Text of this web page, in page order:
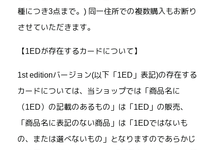
種につき3点まで。) 同一住所での複数購入もお断り
させていただきます。
【1EDが存在するカードについて】
1st editionバージョン(以下「1ED」表記)の存在する
カードについては、当ショップでは「商品名に
（1ED）の記載のあるもの」は「1ED」の販売、
「商品名に表記のない商品」は「1EDではないも
の、または選べないもの」となりますのであらかじ